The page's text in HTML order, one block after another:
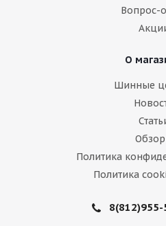
Вопрос-
О
Шинные
Политика
Политика
8(812)955-